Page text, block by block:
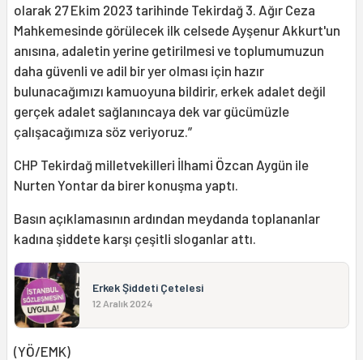
olarak 27 Ekim 2023 tarihinde Tekirdağ 3. Ağır Ceza
Mahkemesinde görülecek ilk celsede Ayşenur Akkurt'un
anısına, adaletin yerine getirilmesi ve toplumumuzun
daha güvenli ve adil bir yer olması için hazır
bulunacağımızı kamuoyuna bildirir, erkek adalet değil
gerçek adalet sağlanıncaya dek var gücümüzle
çalışacağımıza söz veriyoruz.”
CHP Tekirdağ milletvekilleri İlhami Özcan Aygün ile
Nurten Yontar da birer konuşma yaptı.
Basın açıklamasının ardından meydanda toplananlar
kadına şiddete karşı çeşitli sloganlar attı.
Erkek Şiddeti Çetelesi
12 Aralık 2024
(YÖ/EMK)